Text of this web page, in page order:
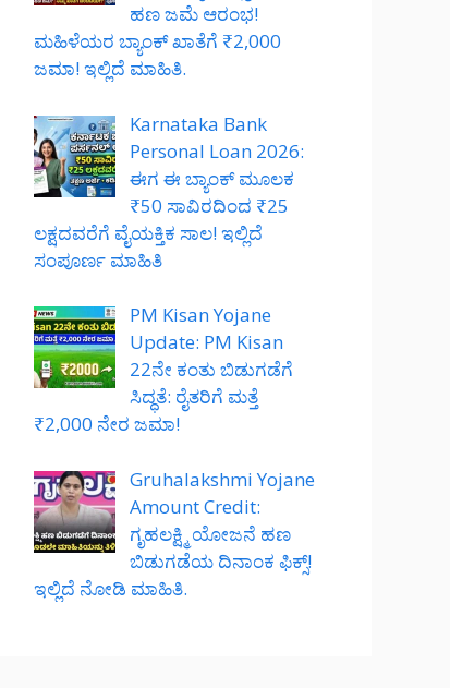
ಹಣ ಜಮೆ ಆರಂಭ!
ಮಹಿಳೆಯರ ಬ್ಯಾಂಕ್ ಖಾತೆಗೆ ₹2,000
ಜಮಾ! ಇಲ್ಲಿದೆ ಮಾಹಿತಿ.
Karnataka Bank
Personal Loan 2026:
ಈಗ ಈ ಬ್ಯಾಂಕ್ ಮೂಲಕ
₹50 ಸಾವಿರದಿಂದ ₹25
ಲಕ್ಷದವರೆಗೆ ವೈಯಕ್ತಿಕ ಸಾಲ! ಇಲ್ಲಿದೆ
ಸಂಪೂರ್ಣ ಮಾಹಿತಿ
PM Kisan Yojane
Update: PM Kisan
22ನೇ ಕಂತು ಬಿಡುಗಡೆಗೆ
ಸಿದ್ಧತೆ: ರೈತರಿಗೆ ಮತ್ತೆ
₹2,000 ನೇರ ಜಮಾ!
Gruhalakshmi Yojane
Amount Credit:
ಗೃಹಲಕ್ಷ್ಮಿ ಯೋಜನೆ ಹಣ
ಬಿಡುಗಡೆಯ ದಿನಾಂಕ ಫಿಕ್ಸ್!
ಇಲ್ಲಿದೆ ನೋಡಿ ಮಾಹಿತಿ.